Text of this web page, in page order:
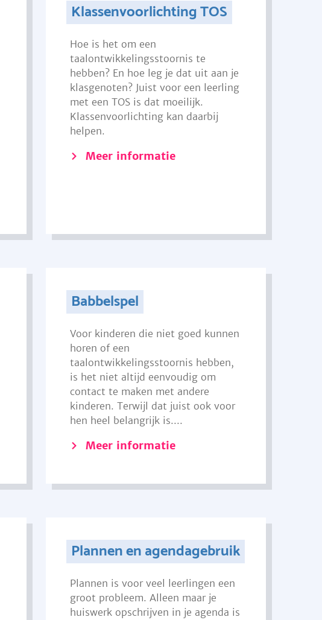
Klassenvoorlichting TOS
Hoe is het om een
taalontwikkelingsstoornis te
hebben? En hoe leg je dat uit aan je
klasgenoten? Juist voor een leerling
met een TOS is dat moeilijk.
Klassenvoorlichting kan daarbij
helpen.
Meer informatie
Babbelspel
Voor kinderen die niet goed kunnen
horen of een
taalontwikkelingsstoornis hebben,
is het niet altijd eenvoudig om
contact te maken met andere
kinderen. Terwijl dat juist ook voor
hen heel belangrijk is....
Meer informatie
Plannen en agendagebruik
Plannen is voor veel leerlingen een
groot probleem. Alleen maar je
huiswerk opschrijven in je agenda is